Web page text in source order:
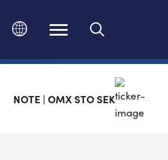
Ändra språk
NOTE | OMX STO SEK